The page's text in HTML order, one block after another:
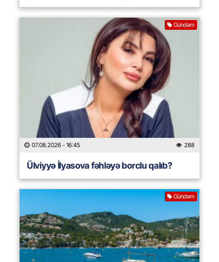
Gündəm
07.08.2026 - 16:45 288
Ülviyyə İlyasova fəhləyə borclu qalıb?
Gündəm